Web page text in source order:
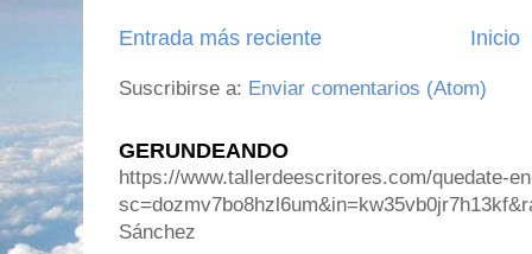
Entrada más reciente Inicio
Suscribirse a: Enviar comentarios (Atom)
GERUNDEANDO
https://www.tallerdeescritores.com/quedate-
Sánchez